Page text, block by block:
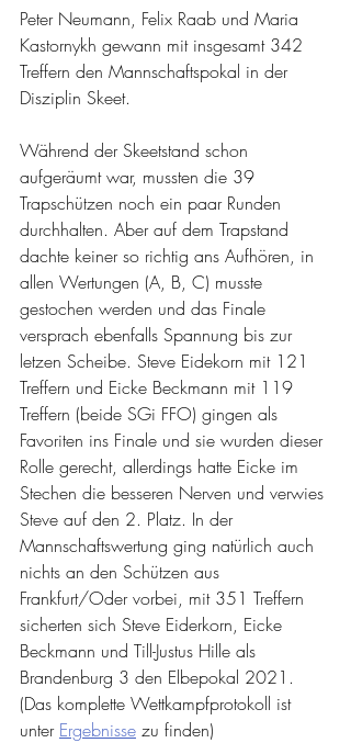
Peter Neumann, Felix Raab und Maria
Kastornykh gewann mit insgesamt 342
Treffern den Mannschaftspokal in der
Disziplin Skeet.
Während der Skeetstand schon
aufgeräumt war, mussten die 39
Trapschützen noch ein paar Runden
durchhalten. Aber auf dem Trapstand
dachte keiner so richtig ans Aufhören, in
allen Wertungen (A, B, C) musste
gestochen werden und das Finale
versprach ebenfalls Spannung bis zur
letzen Scheibe. Steve Eidekorn mit 121
Treffern und Eicke Beckmann mit 119
Treffern (beide SGi FFO) gingen als
Favoriten ins Finale und sie wurden dieser
Rolle gerecht, allerdings hatte Eicke im
Stechen die besseren Nerven und verwies
Steve auf den 2. Platz. In der
Mannschaftswertung ging natürlich auch
nichts an den Schützen aus
Frankfurt/Oder vorbei, mit 351 Treffern
sicherten sich Steve Eiderkorn, Eicke
Beckmann und Till-Justus Hille als
Brandenburg 3 den Elbepokal 2021.
(Das komplette Wettkampfprotokoll ist
unter Ergebnisse zu finden)